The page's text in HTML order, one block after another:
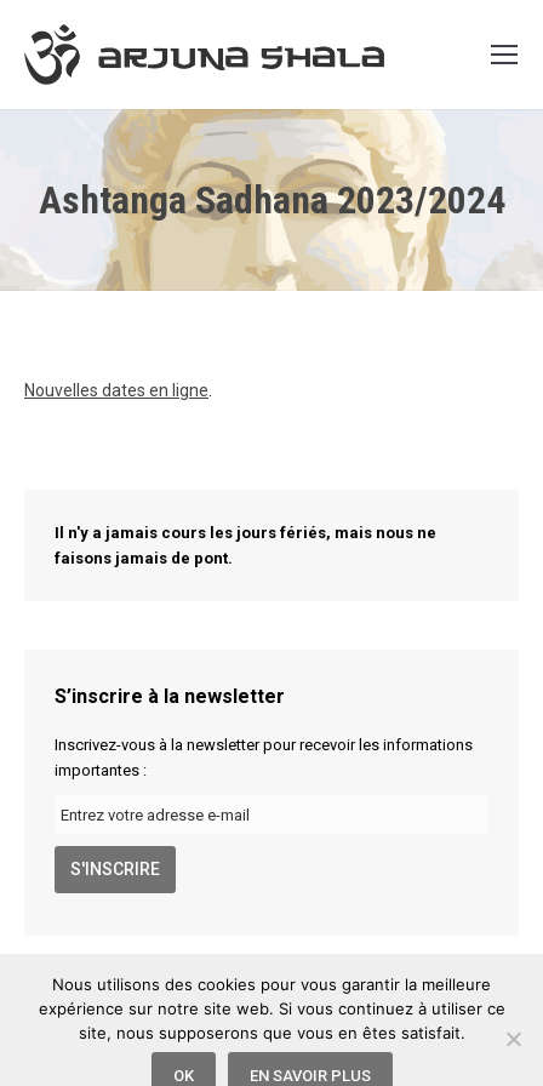
Ashtanga Sadhana 2023/2024
Nouvelles dates en ligne
Il n'y a jamais cours les jours fériés, mais nous ne
faisons jamais de pont.
S’inscrire à la newsletter
Inscrivez-vous à la newsletter pour recevoir les informations
importantes :
Arjuna Shala
6 rue Maguelone, 34000 Montpellier
info@arjuna-shala.com
06 68 41 66 66
Nous utilisons des cookies pour vous garantir la meilleure
expérience sur notre site web. Si vous continuez à utiliser ce
site, nous supposerons que vous en êtes satisfait.
OK EN SAVOIR PLUS